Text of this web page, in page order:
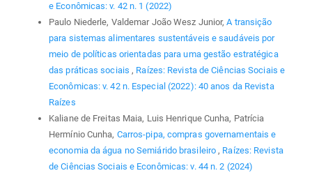
e Econômicas: v. 42 n. 1 (2022)
Paulo Niederle, Valdemar João Wesz Junior,A transição
para sistemas alimentares sustentáveis e saudáveis por
meio de políticas orientadas para uma gestão estratégica
das práticas sociais, Raízes: Revista de Ciências Sociais e
Econômicas: v. 42 n. Especial (2022): 40 anos da Revista
Raízes
Kaliane de Freitas Maia, Luis Henrique Cunha, Patrícia
Hermínio Cunha, Carros-pipa, compras governamentais e
economia da água no Semiárido brasileiro, Raízes: Revista
de Ciências Sociais e Econômicas: v. 44 n. 2 (2024)